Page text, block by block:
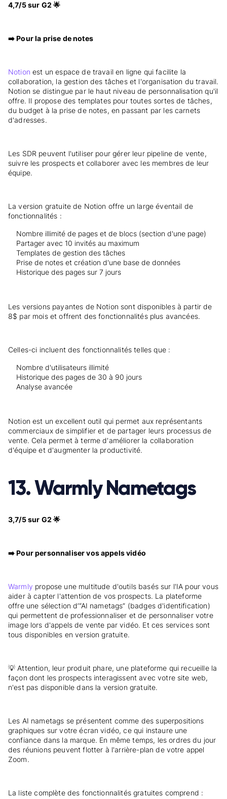
4,7/5 sur G2 🌟
➡️ Pour la prise de notes
Notion est un espace de travail en ligne qui facilite la
collaboration, la gestion des tâches et l'organisation du travail.
Notion se distingue par le haut niveau de personnalisation qu'il
offre. Il propose des templates pour toutes sortes de tâches,
du budget à la prise de notes, en passant par les carnets
d'adresses.
Les SDR peuvent l'utiliser pour gérer leur pipeline de vente,
suivre les prospects et collaborer avec les membres de leur
équipe.
La version gratuite de Notion offre un large éventail de
fonctionnalités :
Nombre illimité de pages et de blocs (section d'une page)
Partager avec 10 invités au maximum
Templates de gestion des tâches
Prise de notes et création d'une base de données
Historique des pages sur 7 jours
Les versions payantes de Notion sont disponibles à partir de
8$ par mois et offrent des fonctionnalités plus avancées.
Celles-ci incluent des fonctionnalités telles que :
Nombre d'utilisateurs illimité
Historique des pages de 30 à 90 jours
Analyse avancée
Notion est un excellent outil qui permet aux représentants
commerciaux de simplifier et de partager leurs processus de
vente. Cela permet à terme d'améliorer la collaboration
d'équipe et d'augmenter la productivité.
13. Warmly Nametags
3,7/5 sur G2 🌟
➡️ Pour personnaliser vos appels vidéo
Warmly propose une multitude d'outils basés sur l'IA pour vous
aider à capter l'attention de vos prospects. La plateforme
offre une sélection d’“AI nametags” (badges d'identification)
qui permettent de professionnaliser et de personnaliser votre
image lors d'appels de vente par vidéo. Et ces services sont
tous disponibles en version gratuite.
💡 Attention, leur produit phare, une plateforme qui recueille la
façon dont les prospects interagissent avec votre site web,
n'est pas disponible dans la version gratuite.
Les AI nametags se présentent comme des superpositions
graphiques sur votre écran vidéo, ce qui instaure une
confiance dans la marque. En même temps, les ordres du jour
des réunions peuvent flotter à l'arrière-plan de votre appel
Zoom.
La liste complète des fonctionnalités gratuites comprend :